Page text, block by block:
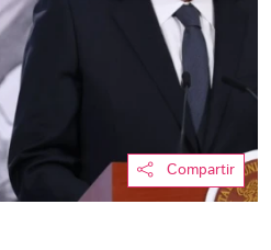
Compartir